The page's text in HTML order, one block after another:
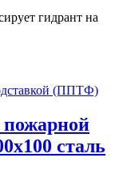
гидрант на
(ППТФ)
сталь